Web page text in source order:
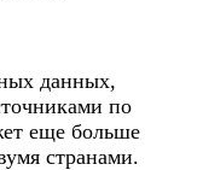
данных,
по
еще больше
странами.